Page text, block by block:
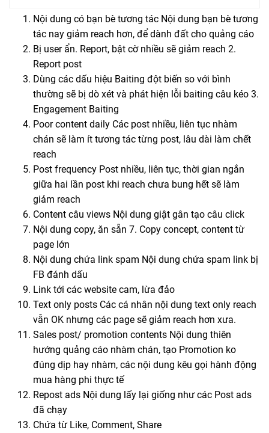
Nội dung có bạn bè tương tác Nội dung bạn bè tương
tác nay giảm reach hơn, để dành đất cho quảng cáo
Bị user ẩn. Report, bật cờ nhiều sẽ giảm reach 2.
Report post
Dùng các dấu hiệu Baiting đột biến so với bình
thường sẽ bị dò xét và phát hiện lỗi baiting câu kéo 3.
Engagement Baiting
Poor content daily Các post nhiều, liên tục nhàm
chán sẽ làm ít tương tác từng post, lâu dài làm chết
reach
Post frequency Post nhiều, liên tục, thời gian ngắn
giữa hai lần post khi reach chưa bung hết sẽ làm
giảm reach
Content câu views Nội dung giật gân tạo câu click
Nội dung copy, ăn sẵn 7. Copy concept, content từ
page lớn
Nội dung chứa link spam Nội dung chứa spam link bị
FB đánh dấu
Link tới các website cam, lừa đảo
Text only posts Các cá nhân nội dung text only reach
vẫn OK nhưng các page sẽ giảm reach hơn xưa.
Sales post/ promotion contents Nội dung thiên
hướng quảng cáo nhàm chán, tạo Promotion ko
đúng dịp hay nhàm, các nội dung kêu gọi hành động
mua hàng phi thực tế
Repost ads Nội dung lấy lại giống như các Post ads
đã chạy
Chứa từ Like, Comment, Share